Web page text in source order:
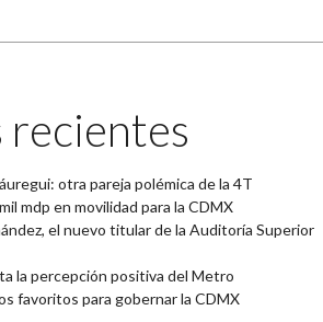
recientes
otra pareja polémica de la 4T
mdp en movilidad para la CDMX
el nuevo titular de la Auditoría Superior
la percepción positiva del Metro
favoritos para gobernar la CDMX